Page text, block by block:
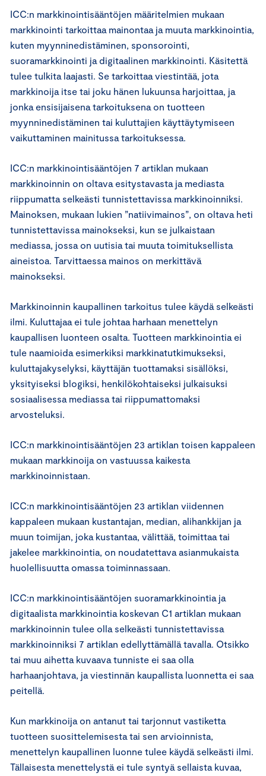
ICC:n markkinointisääntöjen määritelmien mukaan
markkinointi tarkoittaa mainontaa ja muuta markkinointia,
kuten myynninedistäminen, sponsorointi,
suoramarkkinointi ja digitaalinen markkinointi. Käsitettä
tulee tulkita laajasti. Se tarkoittaa viestintää, jota
markkinoija itse tai joku hänen lukuunsa harjoittaa, ja
jonka ensisijaisena tarkoituksena on tuotteen
myynninedistäminen tai kuluttajien käyttäytymiseen
vaikuttaminen mainitussa tarkoituksessa.
ICC:n markkinointisääntöjen 7 artiklan mukaan
markkinoinnin on oltava esitystavasta ja mediasta
riippumatta selkeästi tunnistettavissa markkinoinniksi.
Mainoksen, mukaan lukien ”natiivimainos”, on oltava heti
tunnistettavissa mainokseksi, kun se julkaistaan
mediassa, jossa on uutisia tai muuta toimituksellista
aineistoa. Tarvittaessa mainos on merkittävä
mainokseksi.
Markkinoinnin kaupallinen tarkoitus tulee käydä selkeästi
ilmi. Kuluttajaa ei tule johtaa harhaan menettelyn
kaupallisen luonteen osalta. Tuotteen markkinointia ei
tule naamioida esimerkiksi markkinatutkimukseksi,
kuluttajakyselyksi, käyttäjän tuottamaksi sisällöksi,
yksityiseksi blogiksi, henkilökohtaiseksi julkaisuksi
sosiaalisessa mediassa tai riippumattomaksi
arvosteluksi.
ICC:n markkinointisääntöjen 23 artiklan toisen kappaleen
mukaan markkinoija on vastuussa kaikesta
markkinoinnistaan.
ICC:n markkinointisääntöjen 23 artiklan viidennen
kappaleen mukaan kustantajan, median, alihankkijan ja
muun toimijan, joka kustantaa, välittää, toimittaa tai
jakelee markkinointia, on noudatettava asianmukaista
huolellisuutta omassa toiminnassaan.
ICC:n markkinointisääntöjen suoramarkkinointia ja
digitaalista markkinointia koskevan C1 artiklan mukaan
markkinoinnin tulee olla selkeästi tunnistettavissa
markkinoinniksi 7 artiklan edellyttämällä tavalla. Otsikko
tai muu aihetta kuvaava tunniste ei saa olla
harhaanjohtava, ja viestinnän kaupallista luonnetta ei saa
peitellä.
Kun markkinoija on antanut tai tarjonnut vastiketta
tuotteen suosittelemisesta tai sen arvioinnista,
menettelyn kaupallinen luonne tulee käydä selkeästi ilmi.
Tällaisesta menettelystä ei tule syntyä sellaista kuvaa,